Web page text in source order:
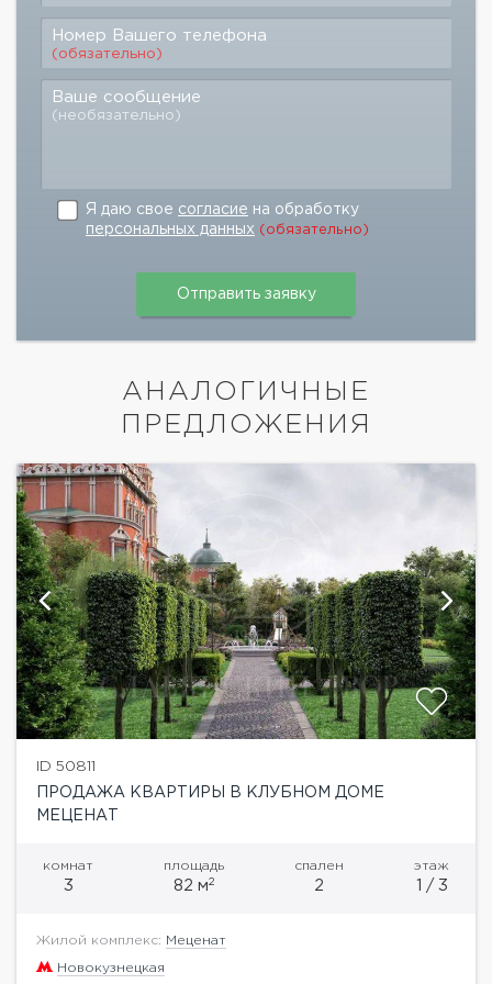
Номер Вашего телефона
(обязательно)
Ваше сообщение
(необязательно)
Я даю свое согласие на обработку
персональных данных (обязательно)
АНАЛОГИЧНЫЕ
ПРЕДЛОЖЕНИЯ
ID 50811
ПРОДАЖА КВАРТИРЫ В КЛУБНОМ ДОМЕ
МЕЦЕНАТ
комнат
3
площадь
82 м2
спален
2
этаж
1 / 3
Жилой комплекс: Меценат
Новокузнецкая